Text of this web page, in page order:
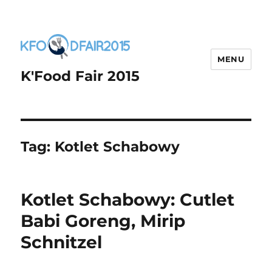
K'Food Fair 2015
MENU
Tag: Kotlet Schabowy
Kotlet Schabowy: Cutlet
Babi Goreng, Mirip
Schnitzel